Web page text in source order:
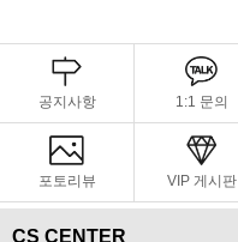
공지사항 1:1 문의
포토리뷰 VIP 게시판
CS CENTER